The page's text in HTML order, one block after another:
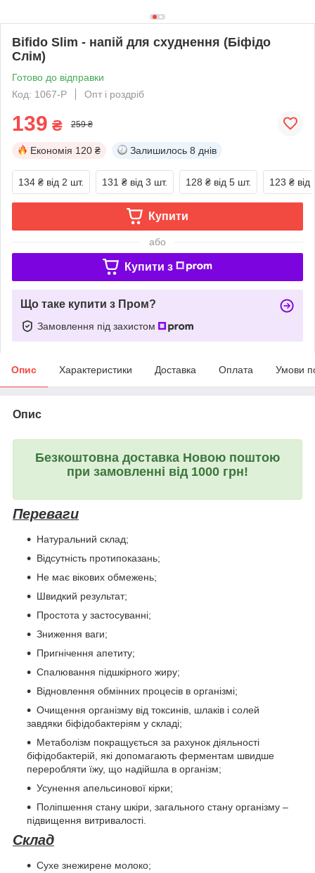
Bifido Slim - напій для схуднення (Біфідо
Слім)
Готово до відправки
Код: 1067-P
Опт і роздріб
139 ₴ 259 ₴
Економія 120 ₴ Залишилось 8 днів
134 ₴ від 2 шт. 131 ₴ від 3 шт. 128 ₴ від 5 шт. 123 ₴ від
Купити
або
Купити з
Що таке купити з Пром?
Замовлення під захистом
Опис Характеристики Доставка Оплата Умови
Опис
Безкоштовна доставка Новою поштою
при замовленні від 1000 грн!
Переваги
Натуральний склад;
Відсутність протипоказань;
Не має вікових обмежень;
Швидкий результат;
Простота у застосуванні;
Зниження ваги;
Пригнічення апетиту;
Спалювання підшкірного жиру;
Відновлення обмінних процесів в організмі;
Очищення організму від токсинів, шлаків і солей
завдяки біфідобактеріям у складі;
Метаболізм покращується за рахунок діяльності
біфідобактерій, які допомагають ферментам швидше
переробляти їжу, що надійшла в організм;
Усунення апельсинової кірки;
Поліпшення стану шкіри, загального стану організму –
підвищення витривалості.
Склад
Сухе знежирене молоко;